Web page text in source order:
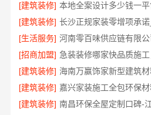
[建筑装修]
[建筑装修]
[生活服务]
[招商加盟]
[建筑装修]
[建筑装修]
[建筑装修] 南昌环保全屋定制口碑-